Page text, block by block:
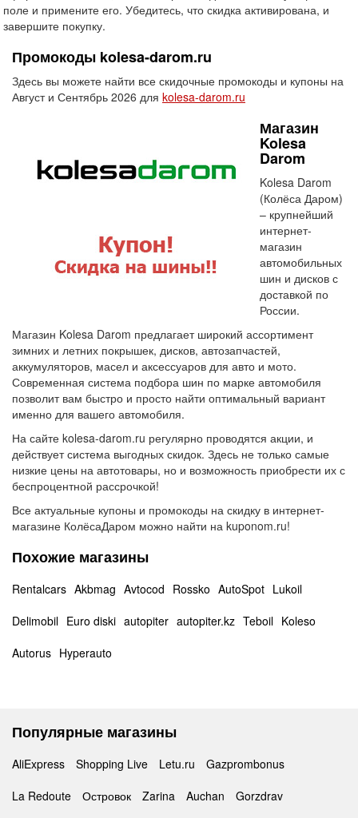
поле и примените его. Убедитесь, что скидка активирована, и
завершите покупку.
Промокоды kolesa-darom.ru
Здесь вы можете найти все скидочные промокоды и купоны на
Август и Сентябрь 2026 для kolesa-darom.ru
Магазин
Kolesa
Darom
Kolesa Darom
(Колёса Даром)
– крупнейший
интернет-
магазин
автомобильных
шин и дисков с
доставкой по
России.
Магазин Kolesa Darom предлагает широкий ассортимент
зимних и летних покрышек, дисков, автозапчастей,
аккумуляторов, масел и аксессуаров для авто и мото.
Современная система подбора шин по марке автомобиля
позволит вам быстро и просто найти оптимальный вариант
именно для вашего автомобиля.
На сайте kolesa-darom.ru регулярно проводятся акции, и
действует система выгодных скидок. Здесь не только самые
низкие цены на автотовары, но и возможность приобрести их с
беспроцентной рассрочкой!
Все актуальные купоны и промокоды на скидку в интернет-
магазине КолёсаДаром можно найти на kuponom.ru!
Похожие магазины
Rentalcars Akbmag Avtocod Rossko AutoSpot Lukoil
Delimobil Euro diski autopiter autopiter.kz Teboil Koleso
Autorus Hyperauto
Популярные магазины
AliExpress Shopping Live Letu.ru
Gazprombonus
La Redoute
Островок Zarina Auchan Gorzdrav